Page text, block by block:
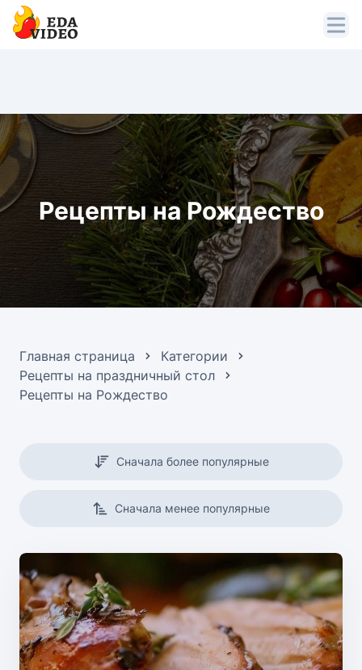
Рецепты на Рождество
Главная страница
Категории
Рецепты на праздничный стол
Рецепты на Рождество
Сначала более популярные
Сначала менее популярные